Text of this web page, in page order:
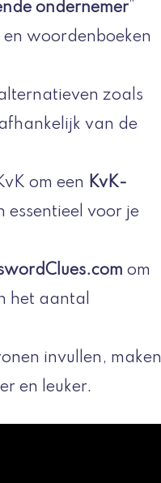
ondernemer”
woordenboeken
zoals
van de
om een KvK-
essentieel voor je
om
het aantal
invullen, maken
en leuker.